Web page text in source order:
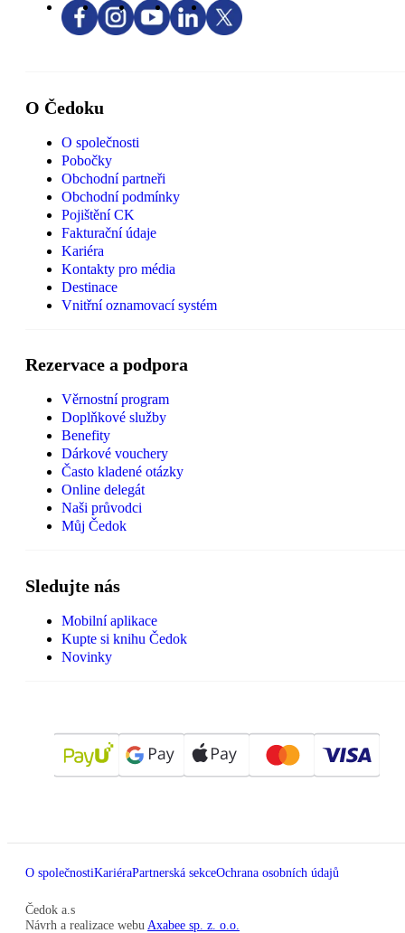
O Čedoku
O společnosti
Pobočky
Obchodní partneři
Obchodní podmínky
Pojištění CK
Fakturační údaje
Kariéra
Kontakty pro média
Destinace
Vnitřní oznamovací systém
Rezervace a podpora
Věrnostní program
Doplňkové služby
Benefity
Dárkové vouchery
Často kladené otázky
Online delegát
Naši průvodci
Můj Čedok
Sledujte nás
Mobilní aplikace
Kupte si knihu Čedok
Novinky
O společnostiKariéraPartnerská sekceOchrana osobních údajů
Čedok a.s
Návrh a realizace webu Axabee sp. z. o.o.